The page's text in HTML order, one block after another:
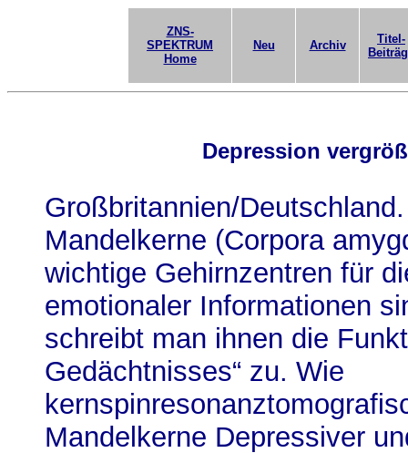
ZNS-
SPEKTRUM
Home
Neu Archiv
Titel-
Depression
Großbritannien/
Mandelkerne (Corpora
wichtige Gehirnzentren für
emotionaler Informationen
schreibt man ihnen die
Gedächtnisses“ zu. Wie
Mandelkerne Depressiver